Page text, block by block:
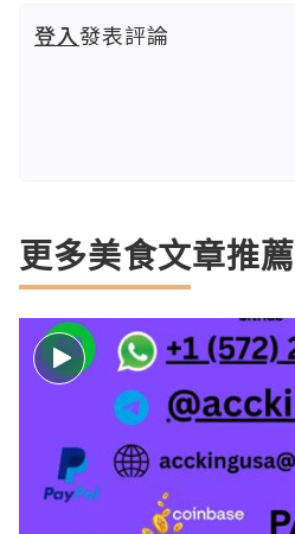
登入發表評論
更多美食文章推薦